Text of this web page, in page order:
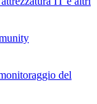
del